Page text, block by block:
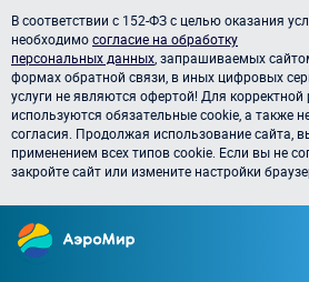
В соответствии с 152-ФЗ с целью оказания
необходимосогласие на обработку
персональных данных , запрашиваемых
формах обратной связи, в иных цифровых
услуги не являются офертой! Для корректной
используются обязательные cookie, а также
согласия. Продолжая использование сайта,
применением всех типов cookie. Если вы не
закройте сайт или измените настройки